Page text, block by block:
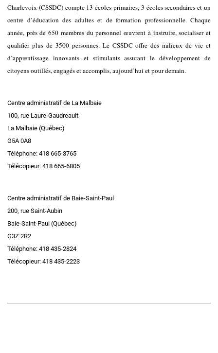
Charlevoix (CSSDC) compte 13 écoles primaires, 3 écoles secondaires et un
centre d’éducation des adultes et de formation professionnelle. Chaque
année, près de 650 membres du personnel œuvrent à instruire, socialiser et
qualifier plus de 3500 personnes. Le CSSDC offre des milieux de vie et
d’apprentissage innovants et stimulants assurant le développement de
citoyens outillés, engagés et accomplis, aujourd’hui et pour demain.
Centre administratif de La Malbaie
100, rue Laure-Gaudreault
La Malbaie (Québec)
G5A 0A8
Téléphone: 418 665-3765
Télécopieur: 418 665-6805
Centre administratif de Baie-Saint-Paul
200, rue Saint-Aubin
Baie-Saint-Paul (Québec)
G3Z 2R2
Téléphone: 418 435-2824
Télécopieur: 418 435-2223